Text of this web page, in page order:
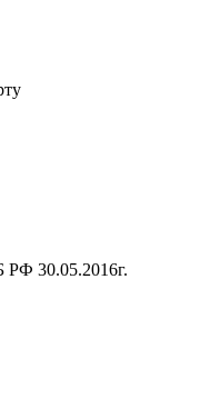
РФ 30.05.2016г.